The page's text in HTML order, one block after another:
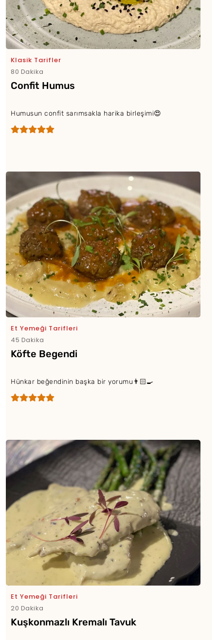
Klasik Tarifler
80 Dakika
Confit Humus
Humusun confit sarımsakla harika birleşimi😍
Et Yemeği Tarifleri
45 Dakika
Köfte Begendi
Hünkar beğendinin başka bir yorumu👨🏻‍🍳
Et Yemeği Tarifleri
20 Dakika
Kuşkonmazlı Kremalı Tavuk